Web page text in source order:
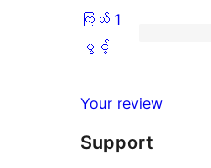
အဆင့်
သုံးသပ်
2
ပွင့်
သုံးသပ်
1
ကြယ်
ပွင့်
သုံးသပ်
ကြယ် 1
ပွင့်
Your review
Support